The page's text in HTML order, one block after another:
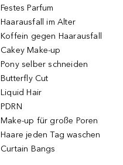
Festes Parfum
Haarausfall im Alter
Koffein gegen Haarausfall
Cakey Make-up
Pony selber schneiden
Butterfly Cut
Liquid Hair
PDRN
Make-up für große Poren
Haare jeden Tag waschen
Curtain Bangs